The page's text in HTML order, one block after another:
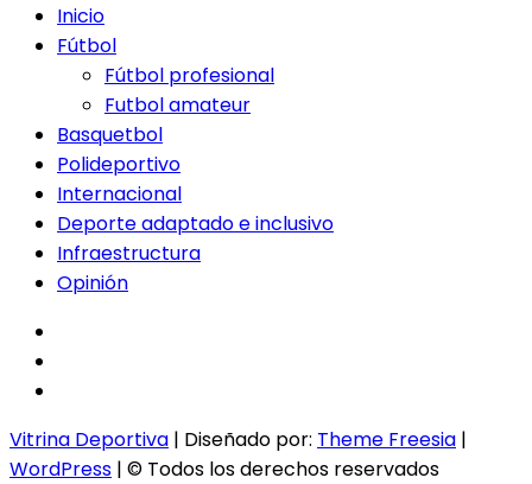
Inicio
Fútbol
Fútbol profesional
Futbol amateur
Basquetbol
Polideportivo
Internacional
Deporte adaptado e inclusivo
Infraestructura
Opinión
Vitrina Deportiva | Diseñado por: Theme Freesia |
WordPress | © Todos los derechos reservados